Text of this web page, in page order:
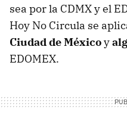
sea por la CDMX y el
Hoy No Circula se
Ciudad de Méxicoy
EDOMEX.